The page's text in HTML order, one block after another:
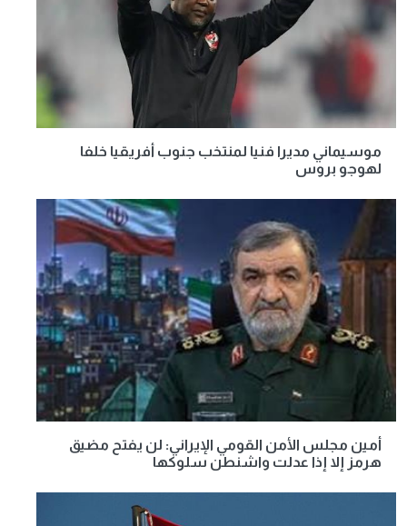
موسيماني مديرا فنيا لمنتخب جنوب أفريقيا خلفا
لهوجو بروس
أمين مجلس الأمن القومي الإيراني: لن يفتح مضيق
هرمز إلا إذا عدلت واشنطن سلوكها